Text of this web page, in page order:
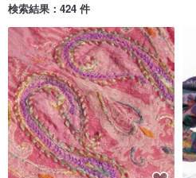
検索結果：424 件